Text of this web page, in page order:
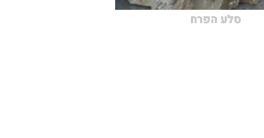
סלע הפרח